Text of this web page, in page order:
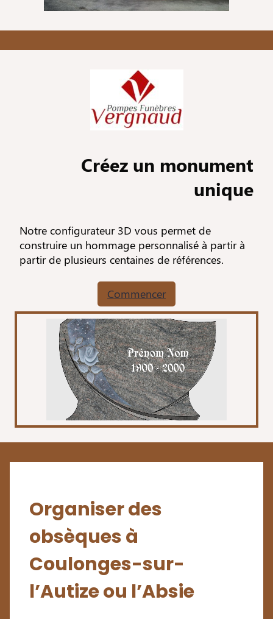
Créez un monument
unique
Notre configurateur 3D vous permet de
construire un hommage personnalisé à partir à
partir de plusieurs centaines de références.
Commencer
Organiser des
obsèques à
Coulonges-sur-
l’Autize ou l’Absie